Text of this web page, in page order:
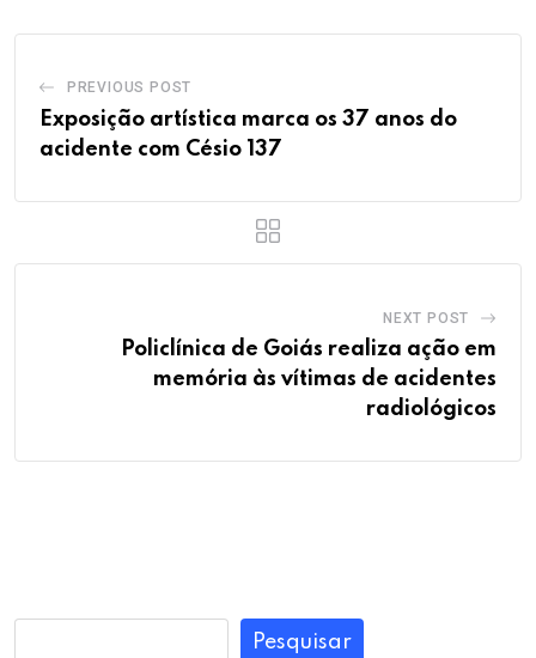
PREVIOUS POST
Exposição artística marca os 37 anos do
acidente com Césio 137
NEXT POST
Policlínica de Goiás realiza ação em
memória às vítimas de acidentes
radiológicos
Pesquisar